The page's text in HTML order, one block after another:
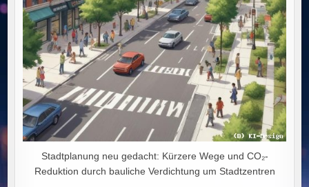
Stadtplanung neu gedacht: Kürzere Wege und CO₂-
Reduktion durch bauliche Verdichtung um Stadtzentren